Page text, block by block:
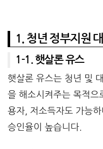
1. 청년 정부지원
1-1. 햇살론 유스
햇살론 유스는 청년 및
을 해소시켜주는 목적으
용자, 저소득자도 가능
승인율이 높습니다.